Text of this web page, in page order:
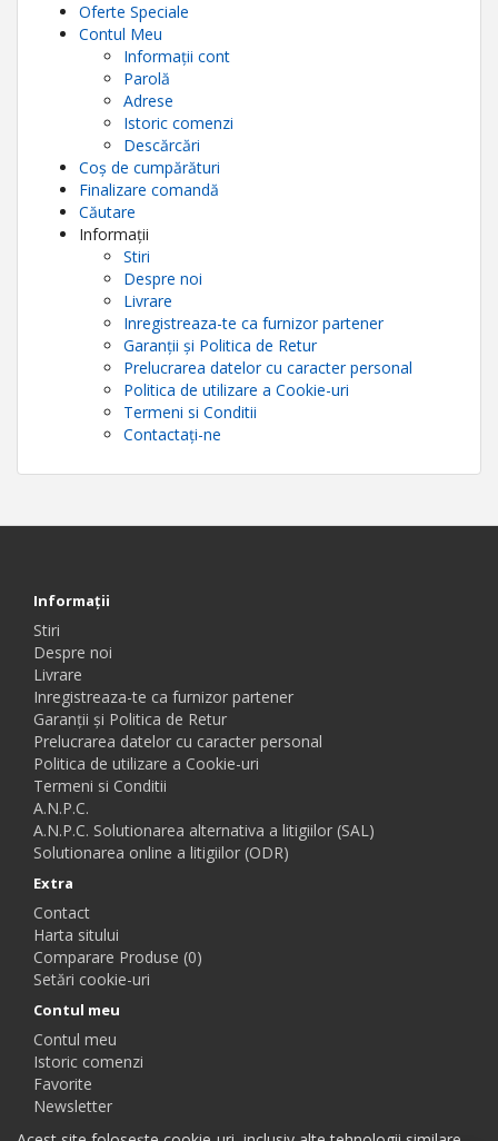
Oferte Speciale
Contul Meu
Informații cont
Parolă
Adrese
Istoric comenzi
Descărcări
Coș de cumpărături
Finalizare comandă
Căutare
Informații
Stiri
Despre noi
Livrare
Inregistreaza-te ca furnizor partener
Garanții și Politica de Retur
Prelucrarea datelor cu caracter personal
Politica de utilizare a Cookie-uri
Termeni si Conditii
Contactați-ne
Informaţii
Stiri
Despre noi
Livrare
Inregistreaza-te ca furnizor partener
Garanții și Politica de Retur
Prelucrarea datelor cu caracter personal
Politica de utilizare a Cookie-uri
Termeni si Conditii
A.N.P.C.
A.N.P.C. Solutionarea alternativa a litigiilor (SAL)
Solutionarea online a litigiilor (ODR)
Extra
Contact
Harta sitului
Comparare Produse (0)
Setări cookie-uri
Contul meu
Contul meu
Istoric comenzi
Favorite
Newsletter